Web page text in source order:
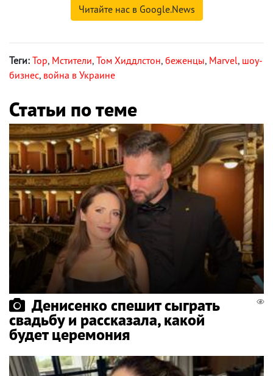
Читайте нас в Google.News
Теги: Тор, Мстители, Том Хиддлстон, беженцы, Marvel, шоу-
бизнес, война в Украине
Статьи по теме
Денисенко спешит сыграть
свадьбу и рассказала, какой
будет церемония